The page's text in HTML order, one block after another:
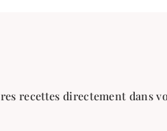
recettes directement dans